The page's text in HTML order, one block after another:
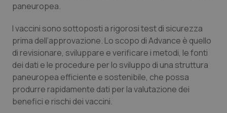
Provincia Autonoma di Trento
Puglia
Sardegna
Ipertensione & Scompenso
Malattie rare
Malattia di Crohn & Rettocolite Ulcerosa
paneuropea.
I vaccini sono sottoposti a rigorosi test di sicurezza
prima dell’approvazione. Lo scopo di Advance è quello
di revisionare, sviluppare e verificare i metodi, le fonti
dei dati e le procedure per lo sviluppo di una struttura
paneuropea efficiente e sostenibile, che possa
produrre rapidamente dati per la valutazione dei
benefici e rischi dei vaccini.